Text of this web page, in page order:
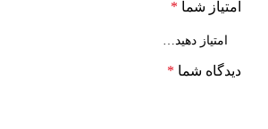
امتیاز شما *
دیدگاه شما *